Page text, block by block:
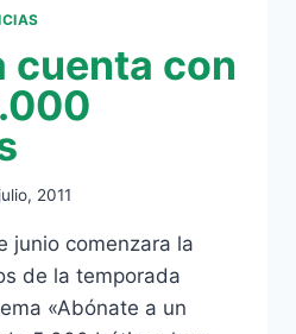
cuenta con
2011
junio comenzara la
de la temporada
«Abónate a un